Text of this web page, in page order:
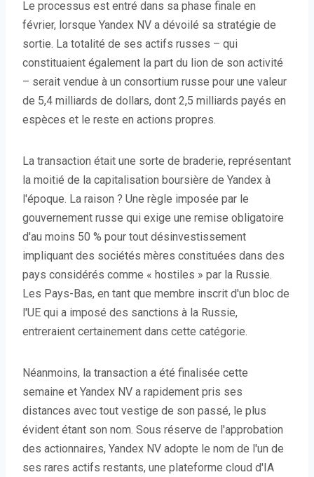
Le processus est entré dans sa phase finale en
février, lorsque Yandex NV a dévoilé sa stratégie de
sortie. La totalité de ses actifs russes – qui
constituaient également la part du lion de son activité
– serait vendue à un consortium russe pour une valeur
de 5,4 milliards de dollars, dont 2,5 milliards payés en
espèces et le reste en actions propres.
La transaction était une sorte de braderie, représentant
la moitié de la capitalisation boursière de Yandex à
l'époque. La raison ? Une règle imposée par le
gouvernement russe qui exige une remise obligatoire
d'au moins 50 % pour tout désinvestissement
impliquant des sociétés mères constituées dans des
pays considérés comme « hostiles » par la Russie.
Les Pays-Bas, en tant que membre inscrit d'un bloc de
l'UE qui a imposé des sanctions à la Russie,
entreraient certainement dans cette catégorie.
Néanmoins, la transaction a été finalisée cette
semaine et Yandex NV a rapidement pris ses
distances avec tout vestige de son passé, le plus
évident étant son nom. Sous réserve de l'approbation
des actionnaires, Yandex NV adopte le nom de l'un de
ses rares actifs restants, une plateforme cloud d'IA